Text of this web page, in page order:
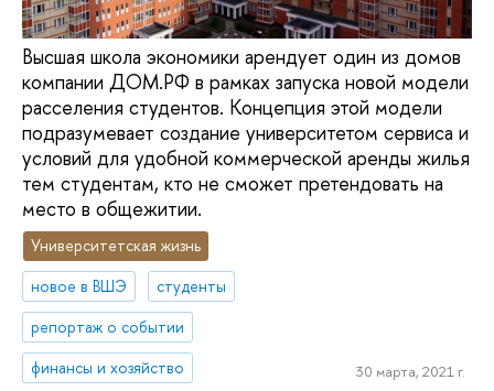
Высшая школа экономики арендует один из домов
компании ДОМ.РФ в рамках запуска новой модели
расселения студентов. Концепция этой модели
подразумевает создание университетом сервиса и
условий для удобной коммерческой аренды жилья
тем студентам, кто не сможет претендовать на
место в общежитии.
Университетская жизнь
новое в ВШЭ
студенты
репортаж о событии
финансы и хозяйство
30 марта, 2021 г.